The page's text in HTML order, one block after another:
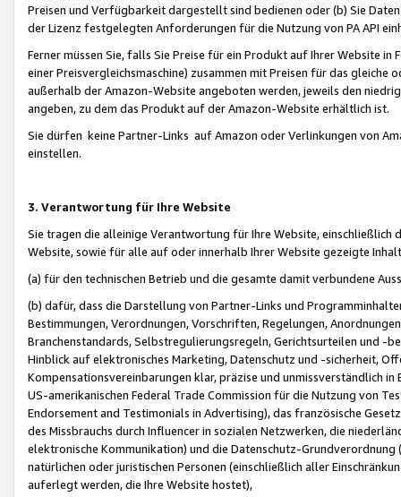
Preisen und Verfügbarkeit dargestellt sind bedienen oder (b) Sie
der Lizenz festgelegten Anforderungen für die Nutzung von PA API
Ferner müssen Sie, falls Sie Preise für ein Produkt auf Ihrer Website
einer Preisvergleichsmaschine) zusammen mit Preisen für das
außerhalb der Amazon-Website angeboten werden, jeweils den
angeben, zu dem das Produkt auf der Amazon-Website erhältlich ist.
Sie dürfen keine Partner-Links auf Amazon oder Verlinkungen von
einstellen.
3. Verantwortung für Ihre Website
Sie tragen die alleinige Verantwortung für Ihre Website,
Website, sowie für alle auf oder innerhalb Ihrer Website gezeigte
(a) für den technischen Betrieb und die gesamte damit verbundene
(b) dafür, dass die Darstellung von Partner-Links und
Bestimmungen, Verordnungen, Vorschriften, Regelungen,
Branchenstandards, Selbstregulierungsregeln, Gerichtsurteilen und -
Hinblick auf elektronisches Marketing, Datenschutz und -sicherheit,
Kompensationsvereinbarungen klar, präzise und unmissverständlich
US-amerikanischen Federal Trade Commission für die Nutzung von
Endorsement and Testimonials in Advertising), das französische
des Missbrauchs durch Influencer in sozialen Netzwerken, die
elektronische Kommunikation) und die Datenschutz-
natürlichen oder juristischen Personen (einschließlich aller
auferlegt werden, die Ihre Website hostet),